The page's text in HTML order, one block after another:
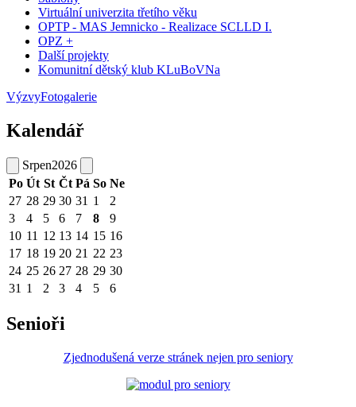
Virtuální univerzita třetího věku
OPTP - MAS Jemnicko - Realizace SCLLD I.
OPZ +
Další projekty
Komunitní dětský klub KLuBoVNa
VýzvyFotogalerie
Kalendář
Srpen2026
Po Út St Čt Pá So Ne
27 28 29 30 31 1
2
3
4 5 6 7 8
9
10 11 12 13 14 15 16
17 18 19 20 21 22 23
24 25 26 27 28 29 30
31 1 2 3 4 5 6
Senioři
Zjednodušená verze stránek nejen pro seniory